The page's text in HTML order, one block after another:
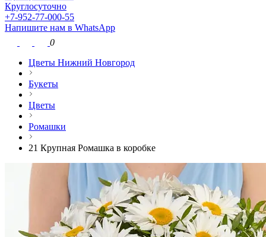
Круглосуточно
+7-952-77-000-55
Напишите нам в WhatsApp
0
Цветы Нижний Новгород
Букеты
Цветы
Ромашки
21 Крупная Ромашка в коробке